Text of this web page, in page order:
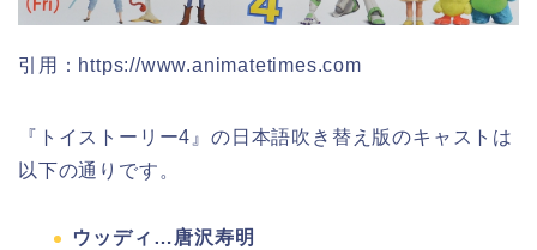
引用：https://www.animatetimes.com
『トイストーリー4』の日本語吹き替え版のキャストは
以下の通りです。
ウッディ…唐沢寿明